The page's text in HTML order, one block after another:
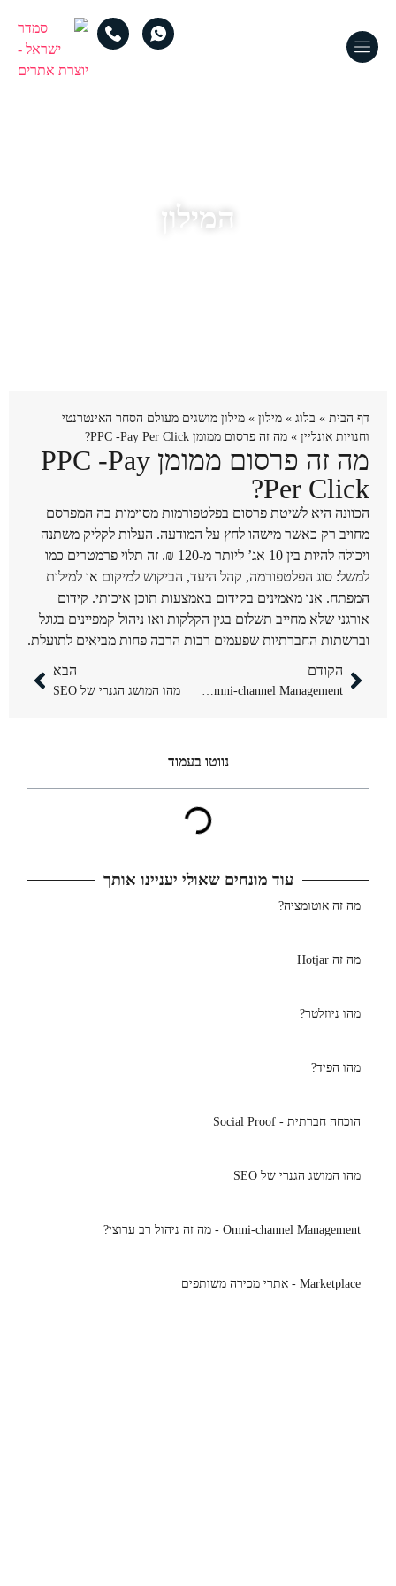
המילון
דף הבית » בלוג » מילון » מילון מושגים מעולם הסחר האינטרנטי
וחנויות אונליין » מה זה פרסום ממומן PPC -Pay Per Click?
מה זה פרסום ממומן PPC -Pay
Per Click?
הכוונה היא לשיטת פרסום בפלטפורמות מסוימות בה המפרסם
מחויב רק כאשר מישהו לחץ על המודעה. העלות לקליק משתנה
ויכולה להיות בין 10 אג’ ליותר מ-120 ₪. זה תלוי פרמטרים כמו
למשל: סוג הפלטפורמה, קהל היעד, הביקוש למיקום או למילות
המפתח. אנו מאמינים בקידום באמצעות תוכן איכותי. קידום
אורגני שלא מחייב תשלום בגין הקלקות ואו ניהול קמפיינים בגוגל
וברשתות החברתיות שפעמים רבות הרבה פחות מביאים לתועלת.
הקודם
Omni-channel Management – מה זה ניהול רב ערוצי?
הבא
מהו המושג הגנרי של SEO
נווטו בעמוד​
עוד מונחים שאולי יעניינו אותך
מה זה אוטומציה?
מה זה Hotjar
מהו ניוזלטר?
מהו הפיד?
הוכחה חברתית - Social Proof
מהו המושג הגנרי של SEO
Omni-channel Management - מה זה ניהול רב ערוצי?
Marketplace - אתרי מכירה משותפים